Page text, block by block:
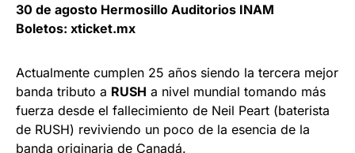
30 de agosto Hermosillo Auditorios INAM
Boletos: xticket.mx
Actualmente cumplen 25 años siendo la tercera mejor
banda tributo a RUSH a nivel mundial tomando más
fuerza desde el fallecimiento de Neil Peart (baterista
de RUSH) reviviendo un poco de la esencia de la
banda originaria de Canadá.